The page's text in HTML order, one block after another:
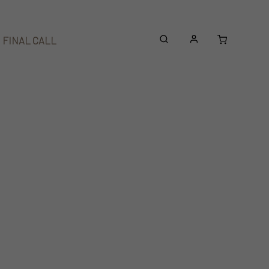
Nákupní
košík
FINAL CALL Doplňky